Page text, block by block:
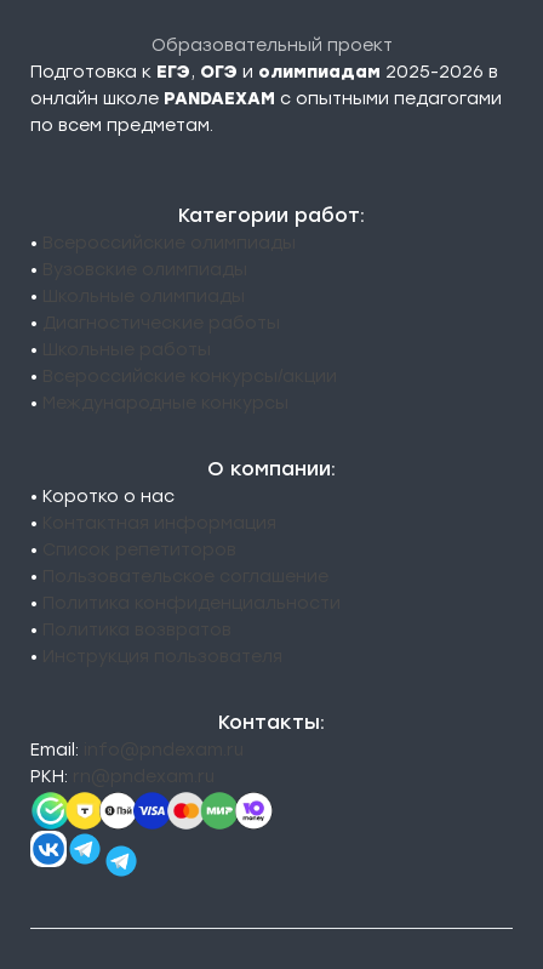
Образовательный проект
Подготовка к ЕГЭ, ОГЭ и олимпиадам 2025-2026 в
онлайн школе PANDAEXAM c опытными педагогами
по всем предметам.
Категории работ:
•
•
•
•
•
•
•
О компании:
• Коротко о нас
•
•
•
•
•
•
Контакты:
Email:
РКН: